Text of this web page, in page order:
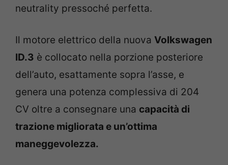
neutrality pressoché perfetta.
Il motore elettrico della nuova Volkswagen
ID.3 è collocato nella porzione posteriore
dell’auto, esattamente sopra l’asse, e
genera una potenza complessiva di 204
CV oltre a consegnare una capacità di
trazione migliorata e un’ottima
maneggevolezza.